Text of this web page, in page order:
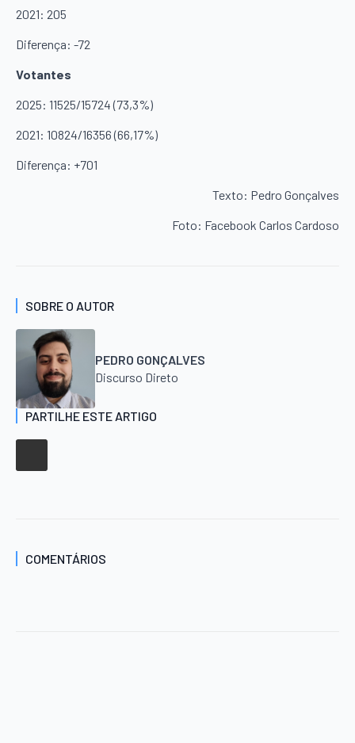
2021: 205
Diferença: -72
Votantes
2025: 11525/15724 (73,3%)
2021: 10824/16356 (66,17%)
Diferença: +701
Texto: Pedro Gonçalves
Foto: Facebook Carlos Cardoso
SOBRE O AUTOR
PEDRO GONÇALVES
Discurso Direto
PARTILHE ESTE ARTIGO
COMENTÁRIOS